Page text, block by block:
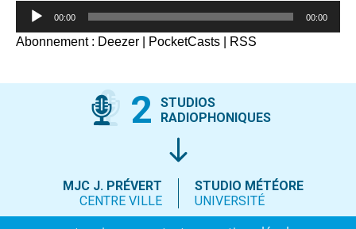
Lecteur
00:00 00:00
Abonnement : Deezer PocketCasts RSS
2
STUDIOS
RADIOPHONIQUES
MJC J. PRÉVERT
CENTRE VILLE
STUDIO MÉTÉORE
UNIVERSITÉ